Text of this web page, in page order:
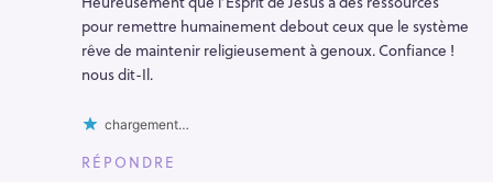
pour remettre humainement debout ceux que le système
rêve de maintenir religieusement à genoux. Confiance !
nous dit-Il.
chargement…
RÉPONDRE